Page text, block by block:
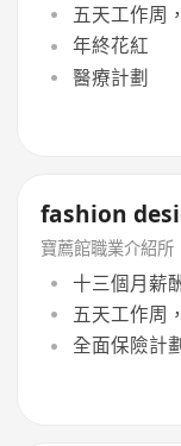
五天工作周
年終花紅
醫療計劃
fashion
寶薦館職業介紹所
十三個月薪
五天工作周
全面保險計